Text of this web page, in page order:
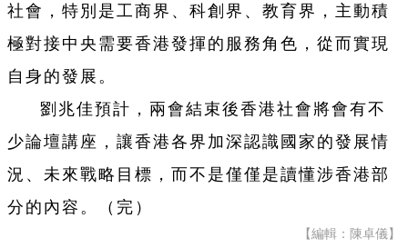
社會，特別是工商界、科創界、教育界，主動積
極對接中央需要香港發揮的服務角色，從而實現
自身的發展。
劉兆佳預計，兩會結束後香港社會將會有不
少論壇講座，讓香港各界加深認識國家的發展情
況、未來戰略目標，而不是僅僅是讀懂涉香港部
分的內容。（完）
【編輯：陳卓儀】